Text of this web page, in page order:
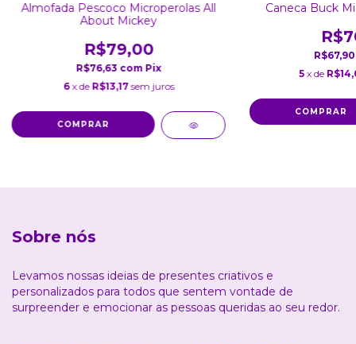
Almofada Pescoco Microperolas All
About Mickey
R$79,00
R$76,63 com Pix
6 x de R$13,17 sem juros
Caneca Buck
5 x de
Sobre nós
Levamos nossas ideias de presentes criativos e
personalizados para todos que sentem vontade de
surpreender e emocionar as pessoas queridas ao seu redor.